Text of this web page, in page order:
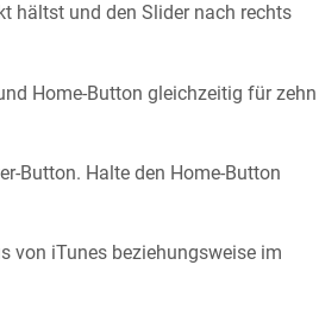
hältst und den Slider nach rechts
Home-Button gleichzeitig für zehn
Button. Halte den Home-Button
von iTunes beziehungsweise im